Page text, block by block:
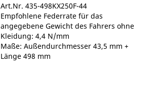
Art.Nr. 435-498KX250F-44
Empfohlene Federrate für das
angegebene Gewicht des Fahrers ohne
Kleidung: 4,4 N/mm
Maße: Außendurchmesser 43,5 mm +
Länge 498 mm